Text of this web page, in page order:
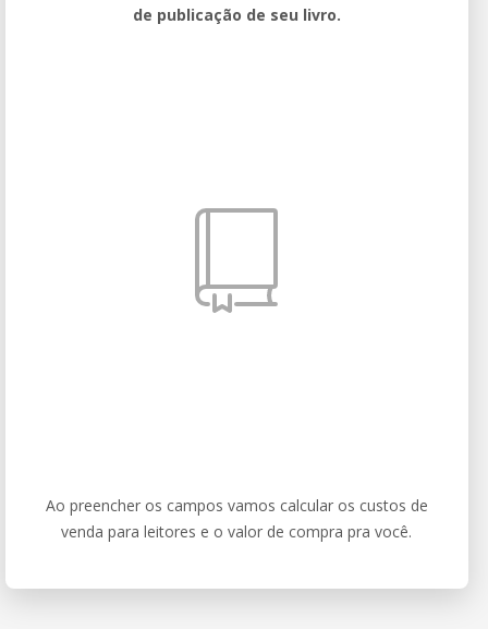
de publicação de seu livro.
Ao preencher os campos vamos calcular os custos de
venda para leitores e o valor de compra pra você.